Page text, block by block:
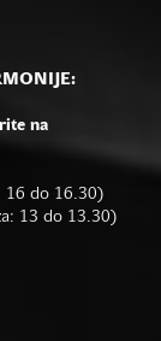
na
16 do 16.30)
13 do 13.30)